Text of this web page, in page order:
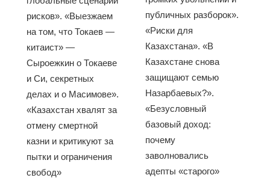
рисков». «Выезжаем
на том, что Токаев —
китаист» —
Сыроежкин о Токаеве
и Си, секретных
делах и о Масимове».
«Казахстан хвалят за
отмену смертной
казни и критикуют за
пытки и ограничения
свобод»
публичных разборок».
«Риски для
Казахстана». «В
Казахстане снова
защищают семью
Назарбаевых?».
«Безусловный
базовый доход:
почему
заволновались
адепты «старого»